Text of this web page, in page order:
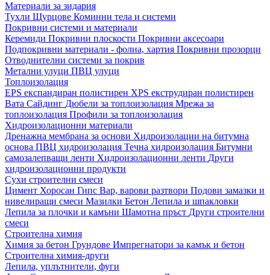
Материали за зидария
Тухли Щурцове Коминни тела и системи
Покривни системи и материали
Керемиди Покривни плоскости Покривни аксесоари
Подпокривни материали - фолиа, хартия Покривни прозорци
Отводнителни системи за покрив
Метални улуци ПВЦ улуци
Топлоизолация
EPS експандиран полистирен XPS екструдиран полистирен
Вата Сайдинг Дюбели за топлоизолация Мрежа за
топлоизолация Профили за топлоизолация
Хидроизолационни материали
Дренажна мембрана за основи Хидроизолации на битумна
основа ПВЦ хидроизолация Течна хидроизолация Битумни
самозалепващи ленти Хидроизолационни ленти Други
хидроизолационни продукти
Сухи строителни смеси
Цимент Хоросан Гипс Вар, варови разтвори Подови замазки и
нивелиращи смеси Мазилки Бетон Лепила и шпакловки
Лепила за плочки и камъни Шамотна пръст Други строителни
смеси
Строителна химия
Химия за бетон Грундове Импрегнатори за камък и бетон
Строителна химия-други
Лепила, уплътнители, фуги